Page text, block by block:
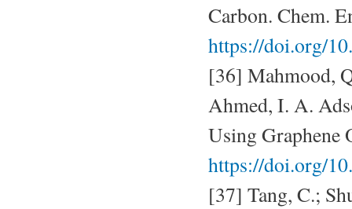
Carbon. Chem.
https://doi.org/
[36] Mahmood,
Ahmed, I. A.
Using Graphene
https://doi.org/
[37] Tang, C.;